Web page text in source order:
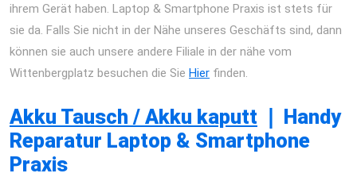
ihrem Gerät haben. Laptop & Smartphone Praxis ist stets für
sie da. Falls Sie nicht in der Nähe unseres Geschäfts sind, dann
können sie auch unsere andere Filiale in der nähe vom
Wittenbergplatz besuchen die Sie Hier finden.
Akku Tausch / Akku kaputt
Handy
Reparatur Laptop & Smartphone
Praxis